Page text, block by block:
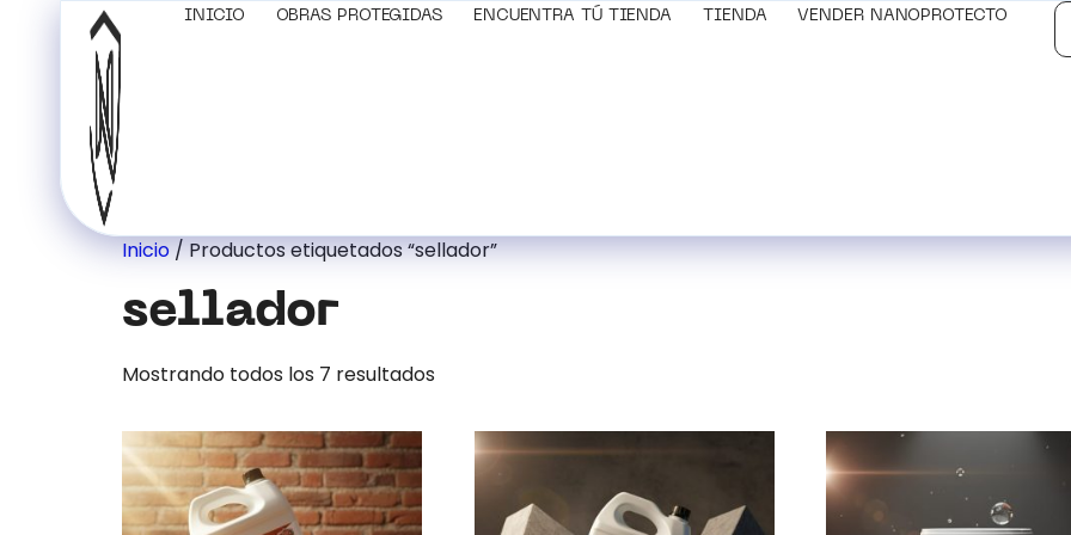
INICIO OBRAS PROTEGIDAS ENCUENTRA TÚ TIENDA TIENDA VENDER NANOPROTECTO
Inicio/ Productos etiquetados “sellador”
sellador
Mostrando todos los 7 resultados